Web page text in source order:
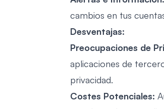
cambios en tus
Desventajas:
Preocupaciones de
aplicaciones de
privacidad.
Costes Potenciales: